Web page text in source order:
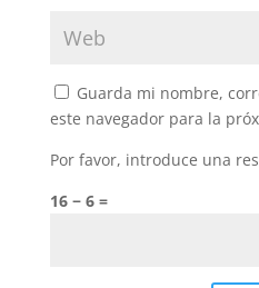
Guarda mi nombre,
este navegador para la
Por favor, introduce una
16 − 6 =